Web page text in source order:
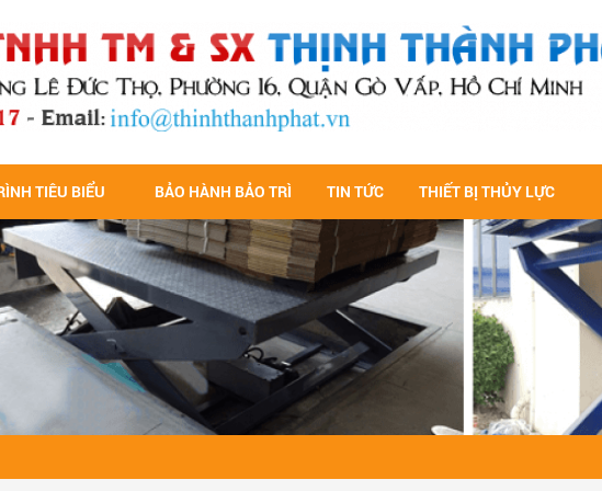
TIÊU BIỂU BẢO HÀNH BẢO TRÌ TIN TỨC THIẾT BỊ THỦY LỰC